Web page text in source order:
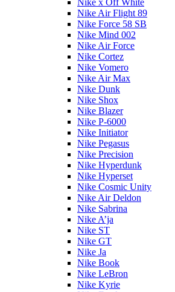
Nike x Off White
Nike Air Flight 89
Nike Force 58 SB
Nike Mind 002
Nike Air Force
Nike Cortez
Nike Vomero
Nike Air Max
Nike Dunk
Nike Shox
Nike Blazer
Nike P-6000
Nike Initiator
Nike Pegasus
Nike Precision
Nike Hyperdunk
Nike Hyperset
Nike Cosmic Unity
Nike Air Deldon
Nike Sabrina
Nike A’ja
Nike ST
Nike GT
Nike Ja
Nike Book
Nike LeBron
Nike Kyrie